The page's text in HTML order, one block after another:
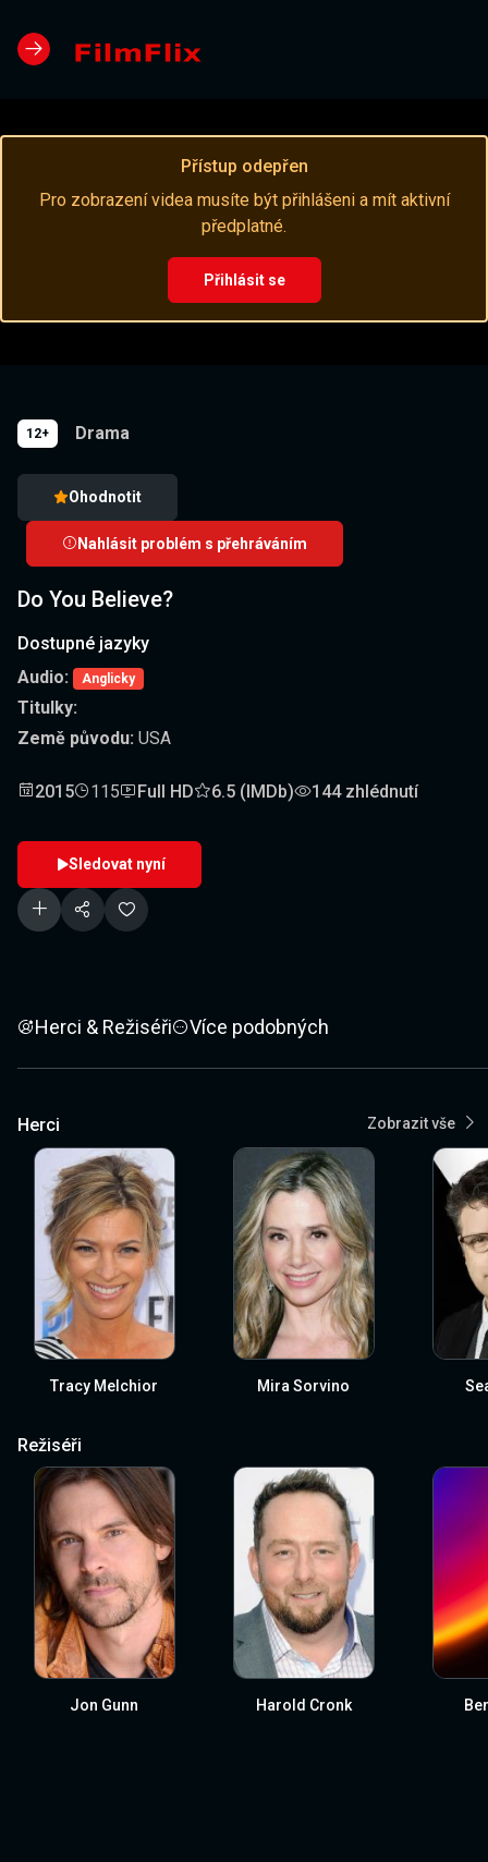
Přístup odepřen
Pro zobrazení videa musíte být přihlášeni a mít aktivní
předplatné.
Přihlásit se
12+ Drama
Ohodnotit
Nahlásit problém s přehráváním
Do You Believe?
Dostupné jazyky
Audio:
Anglicky
Titulky:
Země původu: USA
2015 115 Full HD 6.5 (IMDb) 144 zhlédnutí
Sledovat nyní
Herci & Režiséři Více podobných
Herci Zobrazit vše
Tracy Melchior Mira Sorvino
Režiséři
Jon Gunn Harold Cronk